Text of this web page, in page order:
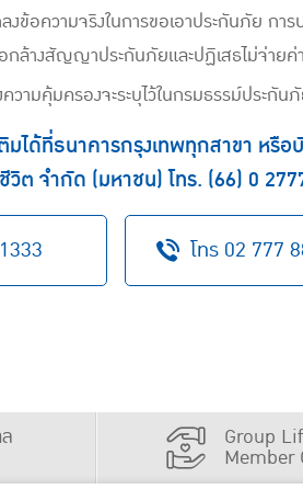
ข้อความจริงในการขอเอาประกันภัย กา
กล้างสัญญาประกันภัยและปฏิเสธไม่จ่า
ความคุ้มครองจะระบุไว้ในกรมธรรม์ประ
ได้ที่ธนาคารกรุงเทพทุกสาขา หรือ
วิต จำกัด (มหาชน) โทร. (66) 0
โทร 02 777
Group
Member